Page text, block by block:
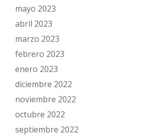
mayo 2023
abril 2023
marzo 2023
febrero 2023
enero 2023
diciembre 2022
noviembre 2022
octubre 2022
septiembre 2022